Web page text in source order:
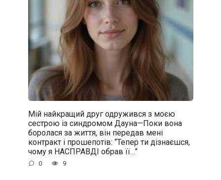
Мій найкращий друг одружився з моєю
сестрою із синдромом Дауна—Поки вона
боролася за життя, він передав мені
контракт і прошепотів: “Тепер ти дізнаєшся,
чому я НАСПРАВДІ обрав її…”
0 9